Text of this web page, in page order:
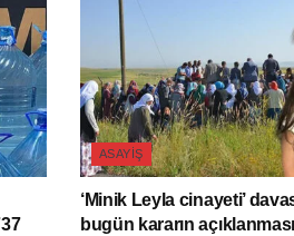
ASAYIŞ
‘Minik Leyla cinayeti’
bugün kararın açıklanması